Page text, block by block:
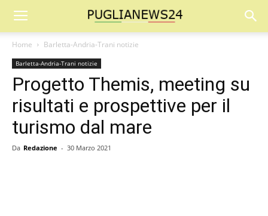
Home Barletta-Andria-Trani notizie
Barletta-Andria-Trani notizie
Progetto Themis, meeting su
risultati e prospettive per il
turismo dal mare
Da Redazione - 30 Marzo 2021